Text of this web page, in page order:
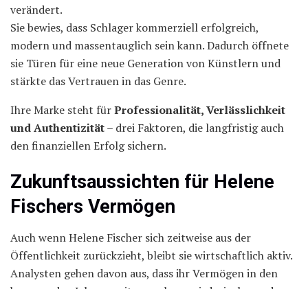
verändert.
Sie bewies, dass Schlager kommerziell erfolgreich,
modern und massentauglich sein kann. Dadurch öffnete
sie Türen für eine neue Generation von Künstlern und
stärkte das Vertrauen in das Genre.
Ihre Marke steht fürProfessionalität, Verlässlichkeit
und Authentizität– drei Faktoren, die langfristig auch
den finanziellen Erfolg sichern.
Zukunftsaussichten für Helene
Fischers Vermögen
Auch wenn Helene Fischer sich zeitweise aus der
Öffentlichkeit zurückzieht, bleibt sie wirtschaftlich aktiv.
Analysten gehen davon aus, dass ihr Vermögen in den